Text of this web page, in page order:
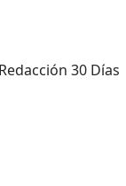
Redacción 30 Días